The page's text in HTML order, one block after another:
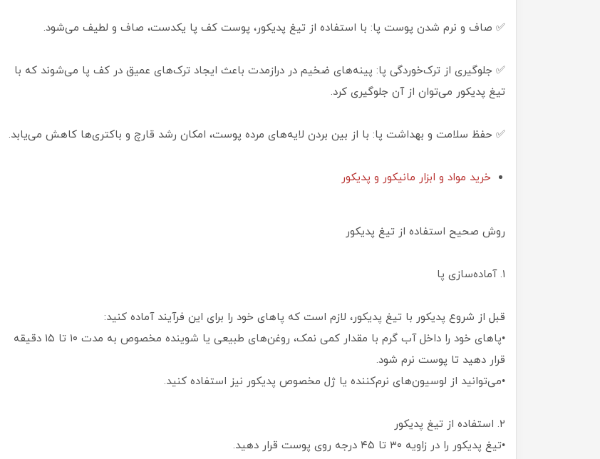
✅ صاف و نرم شدن پوست پا: با استفاده از تیغ پدیکور، پوست کف پا یکدست، صاف و لطیف می‌شود.
✅ جلوگیری از ترک‌خوردگی پا: پینه‌های ضخیم در درازمدت باعث ایجاد ترک‌های عمیق در کف پا می‌شوند که با
تیغ پدیکور می‌توان از آن جلوگیری کرد.
✅ حفظ سلامت و بهداشت پا: با از بین بردن لایه‌های مرده پوست، امکان رشد قارچ و باکتری‌ها کاهش می‌یابد.
خرید مواد و ابزار مانیکور و پدیکور
روش صحیح استفاده از تیغ پدیکور
۱. آماده‌سازی پا
قبل از شروع پدیکور با تیغ پدیکور، لازم است که پاهای خود را برای این فرآیند آماده کنید:
•پاهای خود را داخل آب گرم با مقدار کمی نمک، روغن‌های طبیعی یا شوینده مخصوص به مدت ۱۰ تا ۱۵ دقیقه
قرار دهید تا پوست نرم شود.
•می‌توانید از لوسیون‌های نرم‌کننده یا ژل مخصوص پدیکور نیز استفاده کنید.
۲. استفاده از تیغ پدیکور
•تیغ پدیکور را در زاویه ۳۰ تا ۴۵ درجه روی پوست قرار دهید.